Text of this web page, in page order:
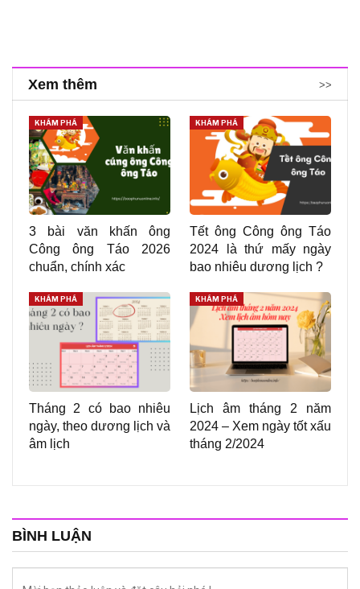
Xem thêm >>
KHÁM PHÁ
3 bài văn khấn ông
Công ông Táo 2026
chuẩn, chính xác
KHÁM PHÁ
Tết ông Công ông Táo
2024 là thứ mấy ngày
bao nhiêu dương lịch ?
KHÁM PHÁ
Tháng 2 có bao nhiêu
ngày, theo dương lịch và
âm lịch
KHÁM PHÁ
Lịch âm tháng 2 năm
2024 – Xem ngày tốt xấu
tháng 2/2024
BÌNH LUẬN